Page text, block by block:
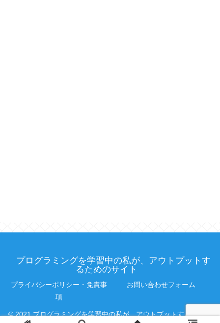
プログラミングを学習中の私が、アウトプットす
るためのサイト
プライバシーポリシー・免責事
項
お問い合わせフォーム
© 2021 プログラミングを学習中の私が、アウトプットするための